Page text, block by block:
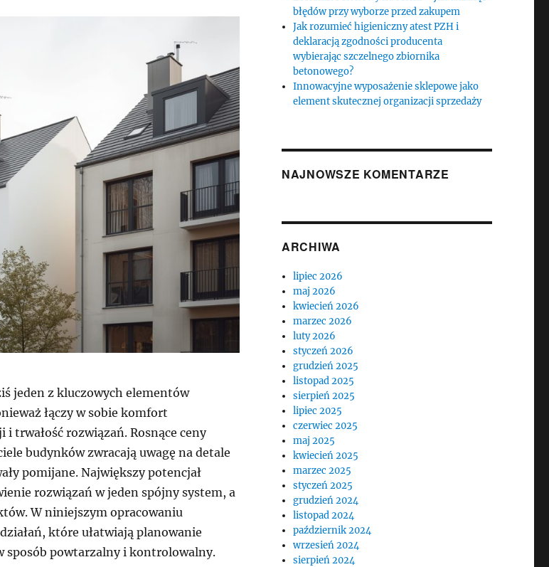
jeden z kluczowych elementów
łączy w sobie komfort
trwałość rozwiązań. Rosnące ceny
budynków zwracają uwagę na detale
pomijane. Największy potencjał
rozwiązań w jeden spójny system, a
W niniejszym opracowaniu
które ułatwiają planowanie
sposób powtarzalny i kontrolowalny.
błędów przy wyborze przed zakupem
Jak rozumieć higieniczny atest PZH i
deklaracją zgodności producenta
wybierając szczelnego zbiornika
betonowego?
Innowacyjne wyposażenie sklepowe jako
element skutecznej organizacji sprzedaży
NAJNOWSZE KOMENTARZE
ARCHIWA
lipiec 2026
maj 2026
kwiecień 2026
marzec 2026
luty 2026
styczeń 2026
grudzień 2025
listopad 2025
sierpień 2025
lipiec 2025
czerwiec 2025
maj 2025
kwiecień 2025
marzec 2025
styczeń 2025
grudzień 2024
listopad 2024
październik 2024
wrzesień 2024
sierpień 2024